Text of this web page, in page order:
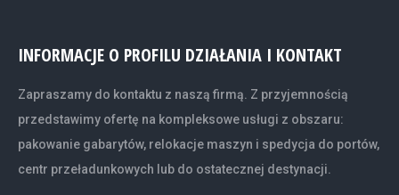
INFORMACJE O PROFILU DZIAŁANIA I KONTAKT
Zapraszamy do kontaktu z naszą firmą. Z przyjemnością
przedstawimy ofertę na kompleksowe usługi z obszaru:
pakowanie gabarytów, relokacje maszyn i spedycja do portów,
centr przeładunkowych lub do ostatecznej destynacji.